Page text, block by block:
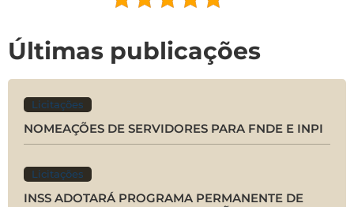
Últimas publicações
Licitações
NOMEAÇÕES DE SERVIDORES PARA FNDE E INPI
Licitações
INSS ADOTARÁ PROGRAMA PERMANENTE DE